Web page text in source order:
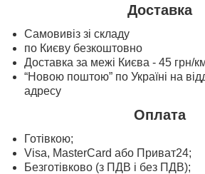
Доставка
Самовивіз зі складу
по Києву безкоштовно
Доставка за межі Києва - 45 грн/
“Новою поштою” по Україні на
адресу
Оплата
Готівкою;
Visa, MasterСard або Приват24;
Безготівково (з ПДВ і без ПДВ);